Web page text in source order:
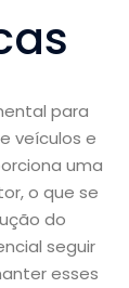
para
veículos e
uma
o que se
do
seguir
esses